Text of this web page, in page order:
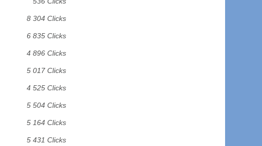
8 304 Clicks
6 835 Clicks
4 896 Clicks
5 017 Clicks
4 525 Clicks
5 504 Clicks
5 164 Clicks
5 431 Clicks